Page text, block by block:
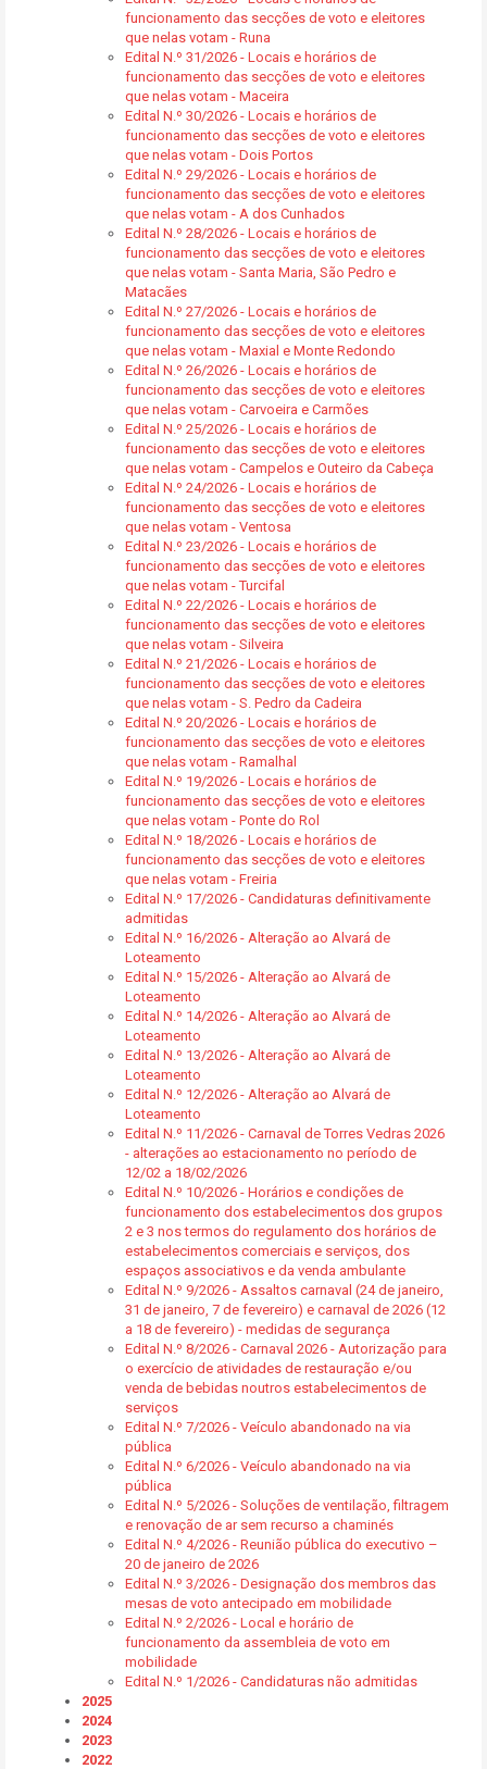
funcionamento das secções de voto e eleitores
que nelas votam - Runa
Edital N.º 31/2026 - Locais e horários de
funcionamento das secções de voto e eleitores
que nelas votam - Maceira
Edital N.º 30/2026 - Locais e horários de
funcionamento das secções de voto e eleitores
que nelas votam - Dois Portos
Edital N.º 29/2026 - Locais e horários de
funcionamento das secções de voto e eleitores
que nelas votam - A dos Cunhados
Edital N.º 28/2026 - Locais e horários de
funcionamento das secções de voto e eleitores
que nelas votam - Santa Maria, São Pedro e
Matacães
Edital N.º 27/2026 - Locais e horários de
funcionamento das secções de voto e eleitores
que nelas votam - Maxial e Monte Redondo
Edital N.º 26/2026 - Locais e horários de
funcionamento das secções de voto e eleitores
que nelas votam - Carvoeira e Carmões
Edital N.º 25/2026 - Locais e horários de
funcionamento das secções de voto e eleitores
que nelas votam - Campelos e Outeiro da Cabeça
Edital N.º 24/2026 - Locais e horários de
funcionamento das secções de voto e eleitores
que nelas votam - Ventosa
Edital N.º 23/2026 - Locais e horários de
funcionamento das secções de voto e eleitores
que nelas votam - Turcifal
Edital N.º 22/2026 - Locais e horários de
funcionamento das secções de voto e eleitores
que nelas votam - Silveira
Edital N.º 21/2026 - Locais e horários de
funcionamento das secções de voto e eleitores
que nelas votam - S. Pedro da Cadeira
Edital N.º 20/2026 - Locais e horários de
funcionamento das secções de voto e eleitores
que nelas votam - Ramalhal
Edital N.º 19/2026 - Locais e horários de
funcionamento das secções de voto e eleitores
que nelas votam - Ponte do Rol
Edital N.º 18/2026 - Locais e horários de
funcionamento das secções de voto e eleitores
que nelas votam - Freiria
Edital N.º 17/2026 - Candidaturas definitivamente
admitidas
Edital N.º 16/2026 - Alteração ao Alvará de
Loteamento
Edital N.º 15/2026 - Alteração ao Alvará de
Loteamento
Edital N.º 14/2026 - Alteração ao Alvará de
Loteamento
Edital N.º 13/2026 - Alteração ao Alvará de
Loteamento
Edital N.º 12/2026 - Alteração ao Alvará de
Loteamento
Edital N.º 11/2026 - Carnaval de Torres Vedras 2026
- alterações ao estacionamento no período de
12/02 a 18/02/2026
Edital N.º 10/2026 - Horários e condições de
funcionamento dos estabelecimentos dos grupos
2 e 3 nos termos do regulamento dos horários de
estabelecimentos comerciais e serviços, dos
espaços associativos e da venda ambulante
Edital N.º 9/2026 - Assaltos carnaval (24 de janeiro,
31 de janeiro, 7 de fevereiro) e carnaval de 2026 (12
a 18 de fevereiro) - medidas de segurança
Edital N.º 8/2026 - Carnaval 2026 - Autorização para
o exercício de atividades de restauração e/ou
venda de bebidas noutros estabelecimentos de
serviços
Edital N.º 7/2026 - Veículo abandonado na via
pública
Edital N.º 6/2026 - Veículo abandonado na via
pública
Edital N.º 5/2026 - Soluções de ventilação, filtragem
e renovação de ar sem recurso a chaminés
Edital N.º 4/2026 - Reunião pública do executivo –
20 de janeiro de 2026
Edital N.º 3/2026 - Designação dos membros das
mesas de voto antecipado em mobilidade
Edital N.º 2/2026 - Local e horário de
funcionamento da assembleia de voto em
mobilidade
Edital N.º 1/2026 - Candidaturas não admitidas
2025
2024
2023
2022